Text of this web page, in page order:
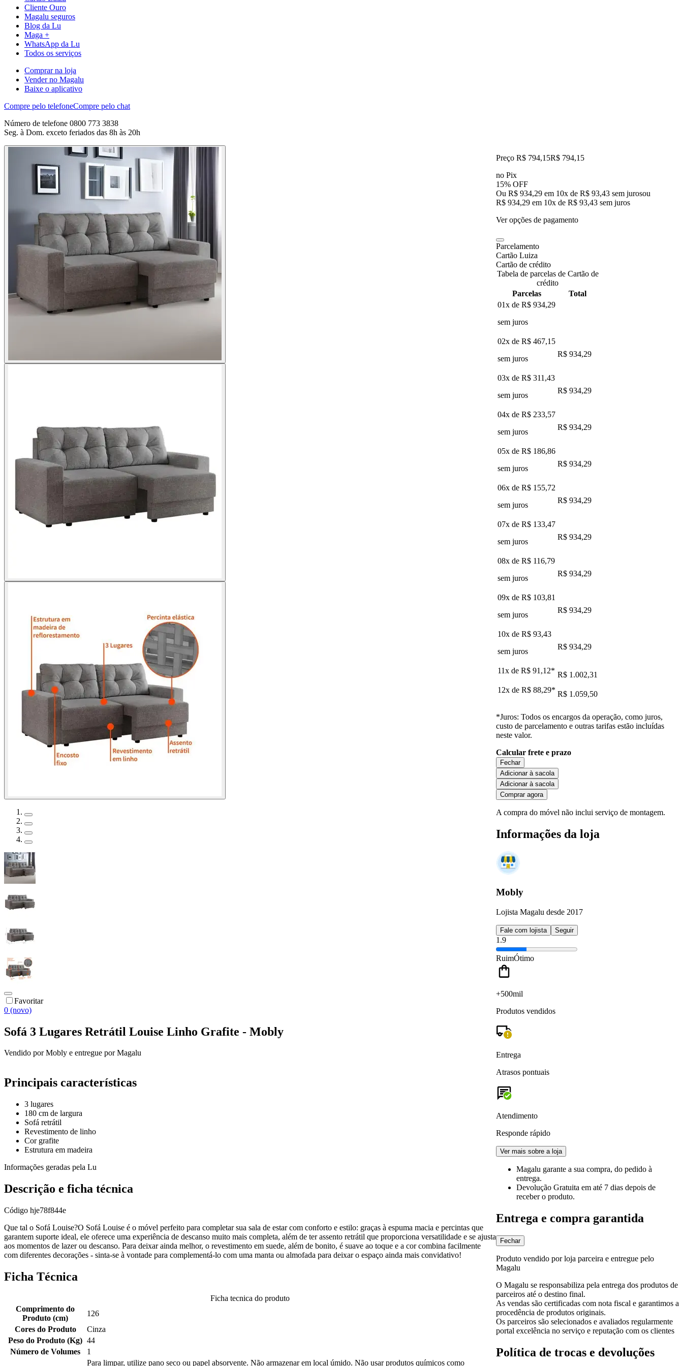
Cliente Ouro
Magalu seguros
Blog da Lu
Maga +
WhatsApp da Lu
Todos os serviços
Comprar na loja
Vender no Magalu
Baixe o aplicativo
Compre pelo telefoneCompre pelo chat
Número de telefone 0800 773 3838
Seg. à Dom. exceto feriados das 8h às 20h
Favoritar
0 (novo)
Sofá 3 Lugares Retrátil Louise Linho Grafite - Mobly
Vendido porMobly e entregue por Magalu
Preço R$ 794,15R$ 794,15
no Pix
15% OFF
Ou R$ 934,29 em 10x de R$ 93,43 sem jurosou
R$ 934,29 em 10x de R$ 93,43 sem juros
Ver opções de pagamento
Parcelamento
Cartão Luiza
Cartão de crédito
Tabela de parcelas de Cartão de
crédito
Parcelas
Total
01x de R$ 934,29
sem juros
02x de R$ 467,15
sem juros
R$ 934,29
03x de R$ 311,43
sem juros
R$ 934,29
04x de R$ 233,57
sem juros
R$ 934,29
05x de R$ 186,86
sem juros
R$ 934,29
06x de R$ 155,72
sem juros
R$ 934,29
07x de R$ 133,47
sem juros
R$ 934,29
08x de R$ 116,79
sem juros
R$ 934,29
09x de R$ 103,81
sem juros
R$ 934,29
10x de R$ 93,43
sem juros
R$ 934,29
11x de R$ 91,12* R$ 1.002,31
12x de R$ 88,29* R$ 1.059,50
*Juros: Todos os encargos da operação, como juros,
custo de parcelamento e outras tarifas estão incluídas
neste valor.
Calcular frete e prazo
Fechar
Adicionar à sacola
Adicionar à sacola
Comprar agora
A compra do móvel não inclui serviço de montagem.
Informações da loja
Mobly
Lojista Magalu desde 2017
Fale com lojista Seguir
1.9
RuimÓtimo
+500mil
Produtos vendidos
Entrega
Atrasos pontuais
Atendimento
Responde rápido
Ver mais sobre a loja
Magalu garante a sua compra, do pedido à
entrega.
Devolução Gratuita em até 7 dias depois de
receber o produto.
Entrega e compra garantida
Fechar
Produto vendido por loja parceira e entregue pelo
Magalu
O Magalu se responsabiliza pela entrega dos produtos de
parceiros até o destino final.
As vendas são certificadas com nota fiscal e garantimos a
procedência de produtos originais.
Os parceiros são selecionados e avaliados regularmente
portal excelência no serviço e reputação com os clientes
Política de trocas e devoluções
Principais características
3 lugares
180 cm de largura
Sofá retrátil
Revestimento de linho
Cor grafite
Estrutura em madeira
Informações geradas pela Lu
Descrição e ficha técnica
Código hje78f844e
Que tal o Sofá Louise?O Sofá Louise é o móvel perfeito para completar sua sala de estar com conforto e estilo: graças à espuma macia e percintas que
garantem suporte ideal, ele oferece uma experiência de descanso muito mais completa, além de ter assento retrátil que proporciona versatilidade e se ajusta
aos momentos de lazer ou descanso. Para deixar ainda melhor, o revestimento em suede, além de bonito, é suave ao toque e a cor combina facilmente
com diferentes decorações - sinta-se à vontade para complementá-lo com uma manta ou almofada para deixar o espaço ainda mais convidativo!
Ficha Técnica
Ficha tecnica do produto
Comprimento do
Produto (cm)
126
Cores do Produto
Cinza
Peso do Produto (Kg) 44
Número de Volumes
1
Para limpar, utilize pano seco ou papel absorvente. Não armazenar em local úmido. Não usar produtos químicos como